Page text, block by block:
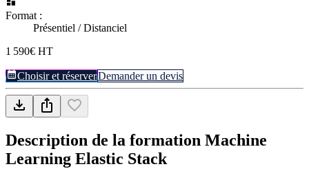
Format :
Présentiel / Distanciel
1 590€ HT
Choisir et réserverDemander un devis
Description de la formation Machine
Learning Elastic Stack